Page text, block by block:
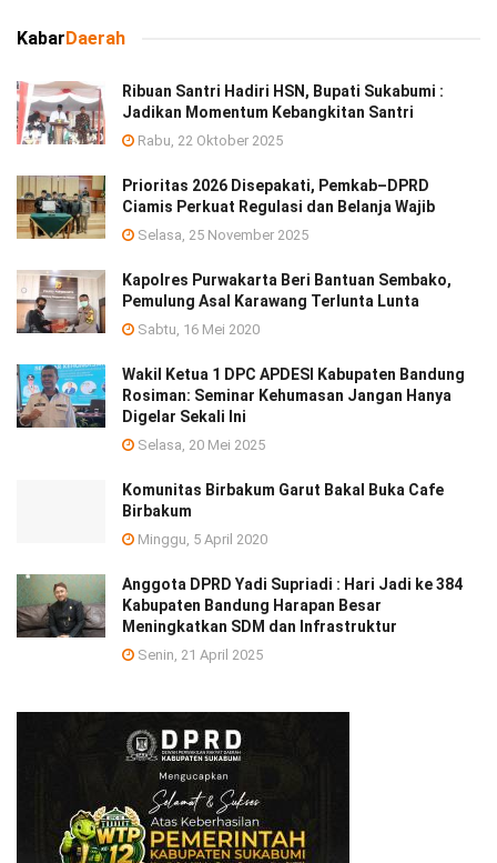
KabarDaerah
Ribuan Santri Hadiri HSN, Bupati Sukabumi :
Jadikan Momentum Kebangkitan Santri
Rabu, 22 Oktober 2025
Prioritas 2026 Disepakati, Pemkab–DPRD
Ciamis Perkuat Regulasi dan Belanja Wajib
Selasa, 25 November 2025
Kapolres Purwakarta Beri Bantuan Sembako,
Pemulung Asal Karawang Terlunta Lunta
Sabtu, 16 Mei 2020
Wakil Ketua 1 DPC APDESI Kabupaten Bandung
Rosiman: Seminar Kehumasan Jangan Hanya
Digelar Sekali Ini
Selasa, 20 Mei 2025
Komunitas Birbakum Garut Bakal Buka Cafe
Birbakum
Minggu, 5 April 2020
Anggota DPRD Yadi Supriadi : Hari Jadi ke 384
Kabupaten Bandung Harapan Besar
Meningkatkan SDM dan Infrastruktur
Senin, 21 April 2025